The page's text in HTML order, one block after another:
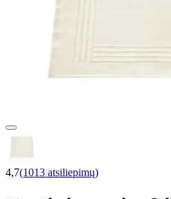
4,7(1013 atsiliepimų)